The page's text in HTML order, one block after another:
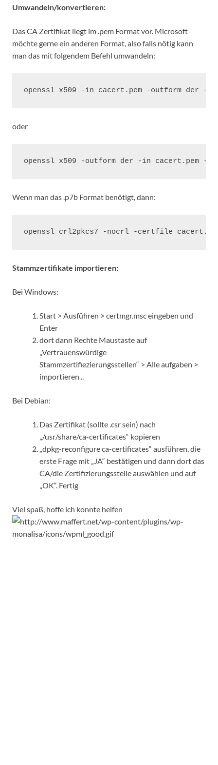
Umwandeln/konvertieren:
Das CA Zertifikat liegt im .pem Format vor. Microsoft
möchte gerne ein anderen Format, also falls nötig kann
man das mit folgendem Befehl umwandeln:
openssl x509 -in cacert.pem -outform der -
oder
openssl x509 -outform der -in cacert.pem -
Wenn man das .p7b Format benötigt, dann:
openssl crl2pkcs7 -nocrl -certfile
Stammzertifikate importieren:
Bei Windows:
Start > Ausführen > certmgr.msc eingeben und
Enter
dort dann Rechte Maustaste auf
„Vertrauenswürdige
Stammzertifiezierungsstellen“ > Alle aufgaben >
importieren ..
Bei Debian:
Das Zertifikat (sollte .csr sein) nach
„/usr/share/ca-certificates“ kopieren
„dpkg-reconfigure ca-certificates“ ausführen, die
erste Frage mit „JA“ bestätigen und dann dort das
CA/die Zertifizierungsstelle auswählen und auf
„OK“. Fertig
Viel spaß, hoffe ich konnte helfen